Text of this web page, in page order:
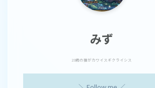
みず
23歳の猫がカワイスギクライシス